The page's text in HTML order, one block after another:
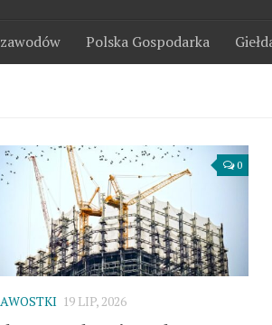
Polska Gospodarka
0
19 LIP, 2026